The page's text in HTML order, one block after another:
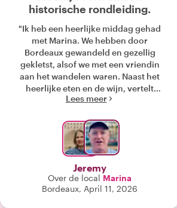
historische rondleiding.
"Ik heb een heerlijke middag gehad
met Marina. We hebben door
Bordeaux gewandeld en gezellig
gekletst, alsof we met een vriendin
aan het wandelen waren. Naast het
heerlijke eten en de wijn, vertelt
Marina tijdens de wandeling door de
van Bordeaux. Marina geeft je
bovendien graag tips voor restaurants
die je kunt proberen. Let op: mijn prijs-
kwaliteitverhouding is beïnvloed door
het feit dat ik alleen reis en dus meer
betaal. De beoordeling zou hoger zijn
als ik met vrienden was. "
Lees meer
Jeremy
Over de local Marina
Bordeaux, April 11, 2026